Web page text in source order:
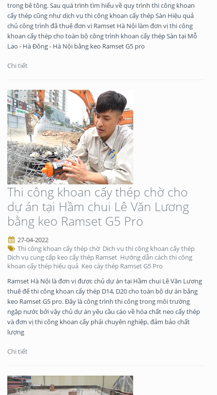
trong bê tông. Sau quá trình tìm hiểu về quy trình thi công khoan
cấy thép cũng như dịch vụ thi công khoan cấy thép Sàn Hiệu quả
chủ công trình đã thuê đơn vị Ramset Hà Nội làm đơn vị thi công
khoan cấy thép cho toàn bộ công trình khoan cấy thép Sàn tại Mỗ
Lao - Hà Đông - Hà Nội bằng keo Ramset G5 pro
Chi tiết
Thi công khoan cấy thép chờ cho
dự án tại Hầm chui Lê Văn Lương
bằng keo Ramset G5 Pro
27-04-2022
Thi công khoan cấy thép chờ Dịch vụ thi công khoan cấy thép
Dịch vụ cung cấp keo cấy thép Ramset Hướng dẫn cách thi công
khoan cấy thép hiệu quả Keo cáy thép Ramset G5 Pro
Ramset Hà Nội là đơn vị được chủ dự án tại Hầm chui Lê Văn Lương
thuê để thi công khoan cấy thép D14, D20 cho toàn bộ dự án bằng
keo Ramset G5 pro. Đây là công trình thi công trong môi trường
ngập nước bởi vậy chủ dự án yêu cầu cáo về hóa chất neo cấy thép
và đơn vị thi công khoan cấy phải chuyên nghiệp, đảm bảo chất
lượng
Chi tiết